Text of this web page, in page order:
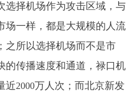
选择机场作为攻击区域，与
场一样，都是大规模的人流
之所以选择机场而不是市
的传播速度和通道，禄口机
近2000万人次；而北京新发